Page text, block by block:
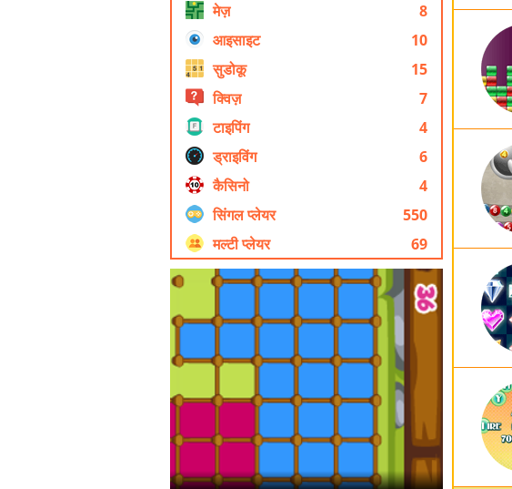
मेज़
8
आइसाइट
10
सुडोकू
15
क्विज़
7
टाइपिंग
4
ड्राइविंग
6
कैसिनो
4
सिंगल प्लेयर
550
मल्टी प्लेयर
69